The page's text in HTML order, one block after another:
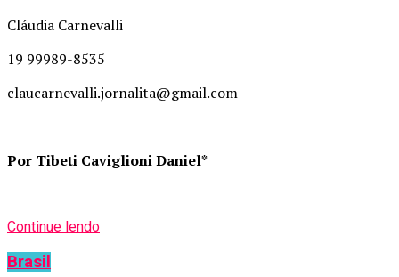
Cláudia Carnevalli
19 99989-8535
claucarnevalli.jornalita@gmail.com
Por Tibeti Caviglioni Daniel*
Continue lendo
Brasil